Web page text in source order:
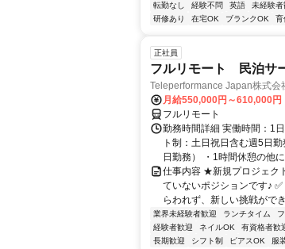
転勤なし
経験不問 英語 未経験者
研修あり
在宅OK ブランクOK 育
正社員
フルリモート 民泊サ
Teleperformance Japan株式会
月給550,000円～610,000円
フルリモート
勤務時間詳細 実働時間：1
ト制：土日祝日含む週5日
日勤務） ・1時間休憩の他
仕事内容 ★新規プロジェク
ていないポジションです♪
らわれず、新しい挑戦がで
業界未経験者歓迎 ランチタイム
経験者歓迎
ネイルOK 有資格者歓
長期歓迎
シフト制 ピアスOK 服